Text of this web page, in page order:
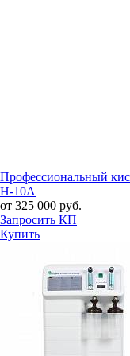
Профессиональный
H-10A
от 325 000 руб.
Запросить КП
Купить